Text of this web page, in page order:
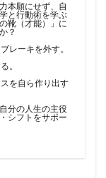
本願にせず、自
と行動術を学ぶ
靴（才能）」に
？
レーキを外す。
。
を自ら作り出す
分の人生の主役
シフトをサポー